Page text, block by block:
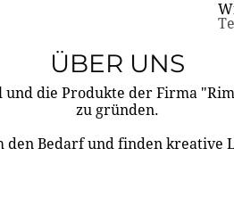
ÜBER UNS
die Produkte der Firma
zu gründen.
den Bedarf und finden kreative